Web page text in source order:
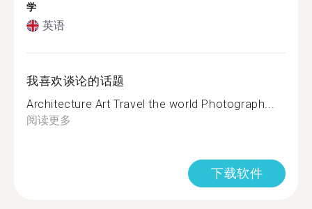
学
英语
我喜欢谈论的话题
Architecture Art Travel the world Photograph...
阅读更多
下载软件